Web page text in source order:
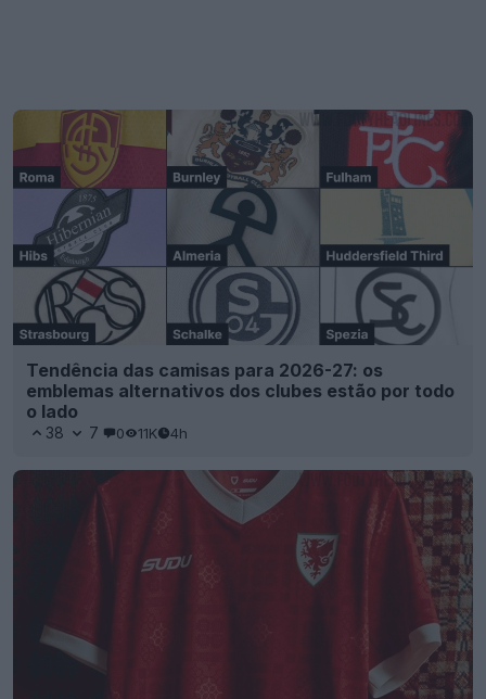
Tendência das camisas para 2026-27: os
emblemas alternativos dos clubes estão por todo
o lado
38 7 0 11K 4h